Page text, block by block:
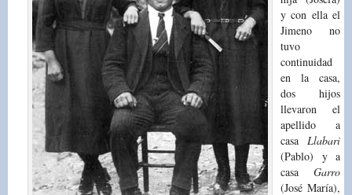
y con ella el
Jimeno no
tuvo
continuidad
en la casa,
dos hijos
llevaron el
apellido a
casa Llabari
(Pablo) y a
casa Garro
(José María),